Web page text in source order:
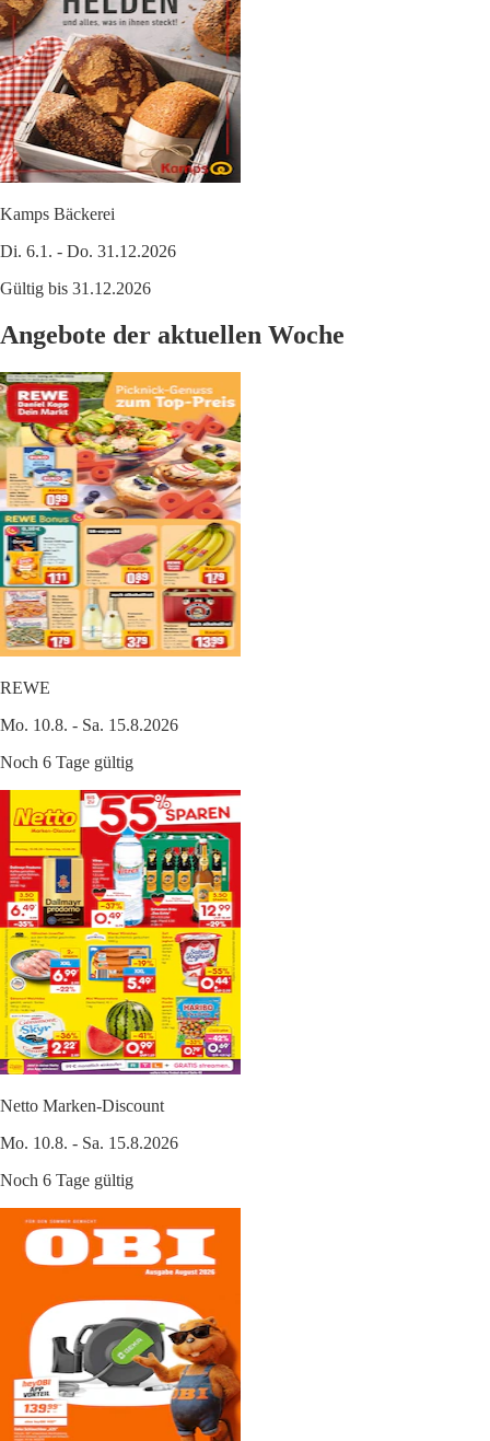
Kamps Bäckerei
Di. 6.1. - Do. 31.12.2026
Gültig bis 31.12.2026
Angebote der aktuellen Woche
REWE
Mo. 10.8. - Sa. 15.8.2026
Noch 6 Tage gültig
Netto Marken-Discount
Mo. 10.8. - Sa. 15.8.2026
Noch 6 Tage gültig